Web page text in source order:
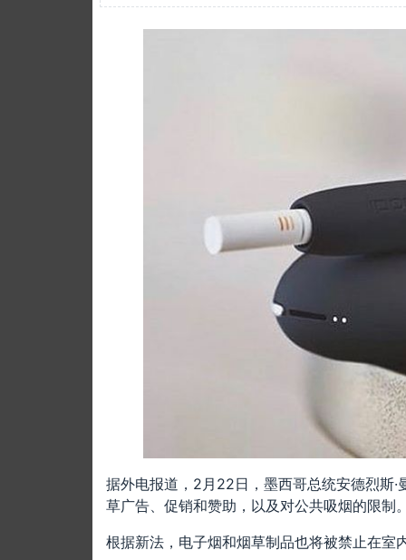
据外电报道，2月22日，墨西哥总统安德烈斯·
草广告、促销和赞助，以及对公共吸烟的限制
根据新法，电子烟和烟草制品也将被禁止在室